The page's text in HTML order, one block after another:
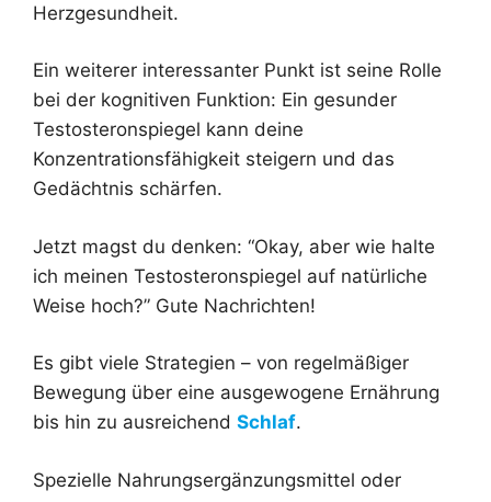
Herzgesundheit.
Ein weiterer interessanter Punkt ist seine Rolle
bei der kognitiven Funktion: Ein gesunder
Testosteronspiegel kann deine
Konzentrationsfähigkeit steigern und das
Gedächtnis schärfen.
Jetzt magst du denken: “Okay, aber wie halte
ich meinen Testosteronspiegel auf natürliche
Weise hoch?” Gute Nachrichten!
Es gibt viele Strategien – von regelmäßiger
Bewegung über eine ausgewogene Ernährung
bis hin zu ausreichend Schlaf.
Spezielle Nahrungsergänzungsmittel oder